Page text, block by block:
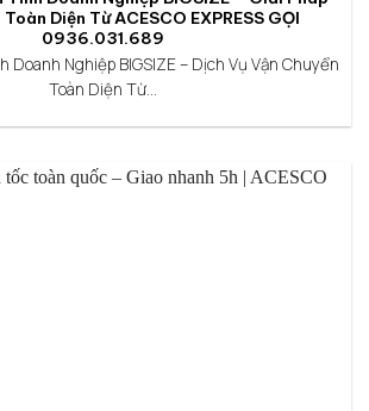
Diện Từ ACESCO EXPRESS GỌI
0936.031.689
Doanh Nghiệp BIGSIZE – Dịch Vụ Vận Chuyển
Toàn Diện Từ...